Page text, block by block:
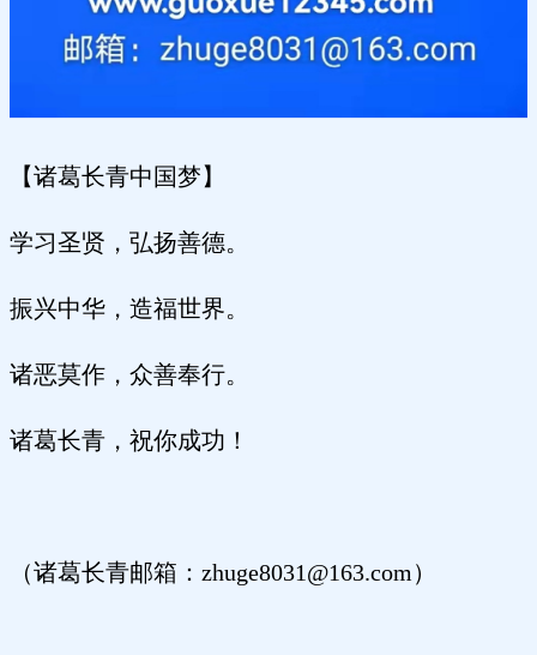
【诸葛长青中国梦】
学习圣贤，弘扬善德。
振兴中华，造福世界。
诸恶莫作，众善奉行。
诸葛长青，祝你成功！
（诸葛长青邮箱：zhuge8031@163.com）